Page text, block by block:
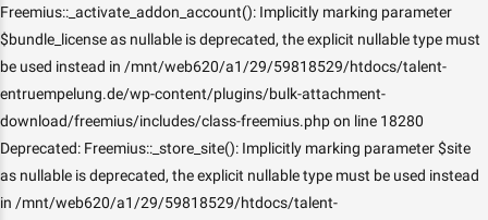
Freemius::_activate_addon_account(): Implicitly marking parameter
$bundle_license as nullable is deprecated, the explicit nullable type must
be used instead in /mnt/web620/a1/29/59818529/htdocs/talent-
entruempelung.de/wp-content/plugins/bulk-attachment-
download/freemius/includes/class-freemius.php on line 18280
Deprecated: Freemius::_store_site(): Implicitly marking parameter $site
as nullable is deprecated, the explicit nullable type must be used instead
in /mnt/web620/a1/29/59818529/htdocs/talent-